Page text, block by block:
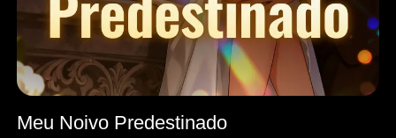
Meu Noivo Predestinado